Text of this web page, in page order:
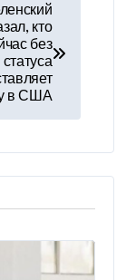
кто
без
статуса
в США